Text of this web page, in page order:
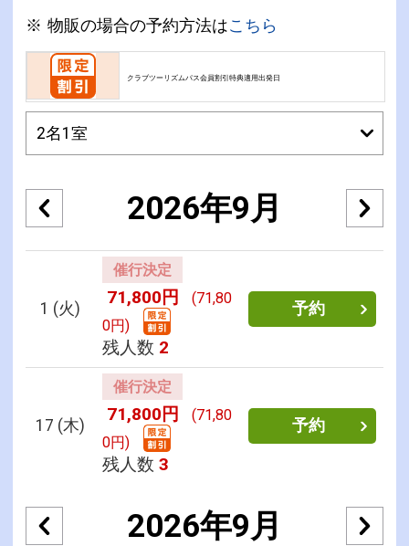
物販の場合の予約方法はこちら
クラブツーリズムパス会員割引特典適用出発日
2026年9月
1 (火)
催行決定
71,800円
(71,80
0円)
残人数 2
予約
17 (木)
催行決定
71,800円
(71,80
0円)
残人数 3
予約
2026年9月